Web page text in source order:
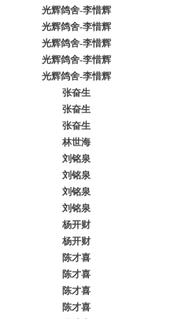
光辉鸽舍-李惜辉
光辉鸽舍-李惜辉
光辉鸽舍-李惜辉
光辉鸽舍-李惜辉
光辉鸽舍-李惜辉
张奋生
张奋生
张奋生
林世海
刘铭泉
刘铭泉
刘铭泉
刘铭泉
杨开财
杨开财
陈才喜
陈才喜
陈才喜
陈才喜